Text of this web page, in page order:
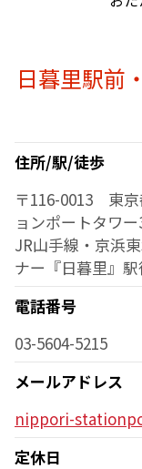
日暮里駅前
住所/駅/徒歩
〒116-0013 東
ョンポートタワ
JR山手線・京浜
ナー『日暮里』
電話番号
03-5604-5215
メールアドレス
nippori-
定休日